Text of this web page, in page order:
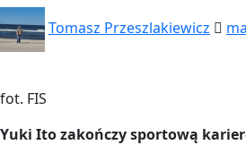
Tomasz Przeszlakiewicz
fot. FIS
Yuki Ito zakończy sportową